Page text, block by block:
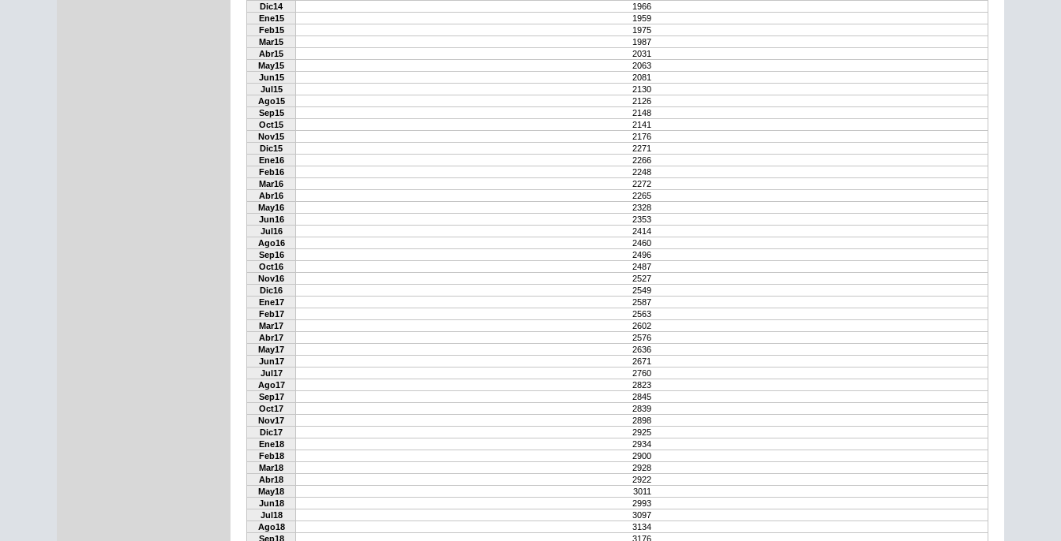
Dic14
1966
Ene15
1959
Feb15
1975
Mar15
1987
Abr15
2031
May15
2063
Jun15
2081
Jul15
2130
Ago15
2126
Sep15
2148
Oct15
2141
Nov15
2176
Dic15
2271
Ene16
2266
Feb16
2248
Mar16
2272
Abr16
2265
May16
2328
Jun16
2353
Jul16
2414
Ago16
2460
Sep16
2496
Oct16
2487
Nov16
2527
Dic16
2549
Ene17
2587
Feb17
2563
Mar17
2602
Abr17
2576
May17
2636
Jun17
2671
Jul17
2760
Ago17
2823
Sep17
2845
Oct17
2839
Nov17
2898
Dic17
2925
Ene18
2934
Feb18
2900
Mar18
2928
Abr18
2922
May18
3011
Jun18
2993
Jul18
3097
Ago18
3134
Sep18
3176